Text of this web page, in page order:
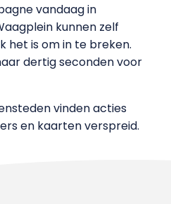
vandaag in
kunnen zelf
het is om in te breken.
dertig seconden voor
vinden acties
en kaarten verspreid.